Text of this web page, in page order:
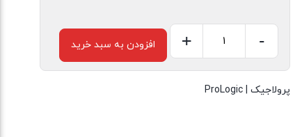
پی
وی
-
+ افزودن به سبد خرید
پرولاجیک | ProLogic